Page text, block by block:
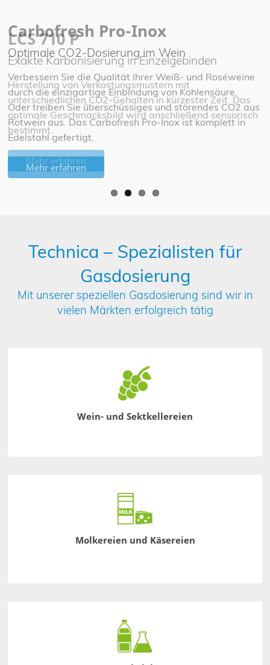
LCS 710 P
Exakte Karbonisierung in Einzelgebinden
Herstellung von Verkostungsmustern mit
unterschiedlichen CO2-Gehalten in kürzester Zeit. Das
optimale Geschmacksbild wird anschließend sensorisch
bestimmt.
Mehr erfahren
Carbofresh Pro-Inox
Optimale CO2-Dosierung im Wein
Verbessern Sie die Qualität Ihrer Weiß- und Roséweine
durch die einzigartige Einbindung von Kohlensäure.
Oder treiben Sie überschüssiges und störendes CO2 aus
Rotwein aus. Das Carbofresh Pro-Inox ist komplett in
Edelstahl gefertigt.
Mehr erfahren
Technica – Spezialisten für
Gasdosierung
Mit unserer speziellen Gasdosierung sind wir in
vielen Märkten erfolgreich tätig
Wein- und Sektkellereien
Molkereien und Käsereien